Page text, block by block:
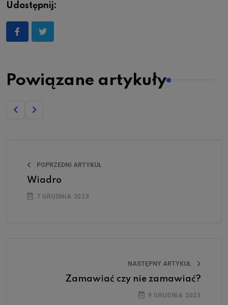
Udostępnij:
Powiązane artykuły
POPRZEDNI ARTYKUŁ
Wiadro
7 GRUDNIA 2023
NASTĘPNY ARTYKUŁ
Zamawiać czy nie zamawiać?
9 GRUDNIA 2023